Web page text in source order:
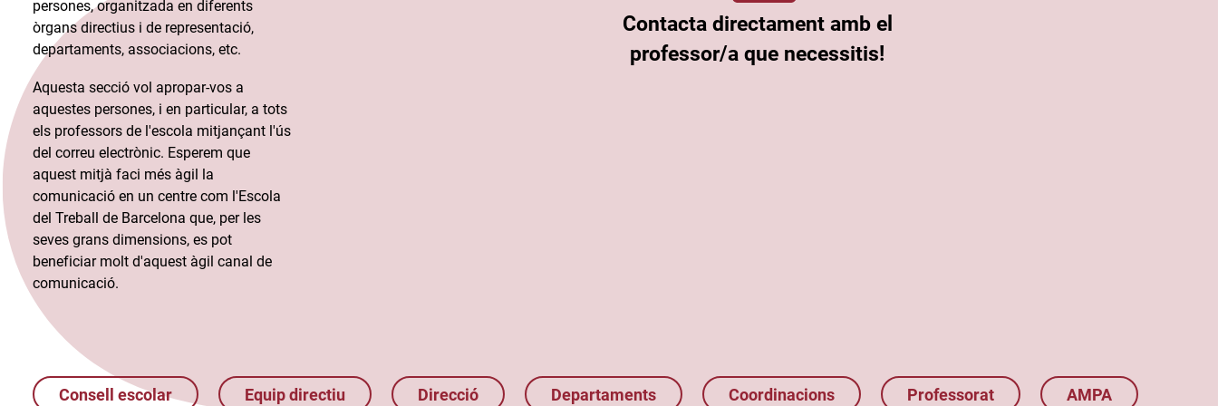
persones, organitzada en diferents
òrgans directius i de representació,
departaments, associacions, etc.​
Aquesta secció vol apropar-vos a
aquestes persones, i en particular, a tots
els professors de l'escola mitjançant l'ús
del correu electrònic. Esperem que
aquest mitjà faci més àgil la
comunicació en un centre com l'Escola
del Treball de Barcelona que, per les
seves grans dimensions, es pot
beneficiar molt d'aquest àgil canal de
comunicació.​
Contacta directament amb el
professor/a que necessitis!
Consell escolar Equip directiu Direcció Departaments Coordinacions Professorat AMPA